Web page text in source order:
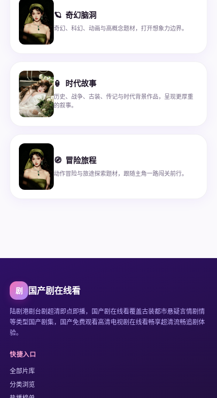
🪐 奇幻脑洞
奇幻、科幻、动画与高概念题材，打开想象力边界。
🏮 时代故事
历史、战争、古装、传记与时代背景作品，呈现更厚重
的叙事。
🧭 冒险旅程
动作冒险与旅途探索题材，跟随主角一路闯关前行。
剧 国产剧在线看
陆剧港剧台剧超清即点即播， 国产剧在线看覆盖古装都市悬疑言情剧情
等类型国产剧集， 国产免费观看高清电视剧在线看畅享超清流畅追剧体
验。
快捷入口
全部片库
分类浏览